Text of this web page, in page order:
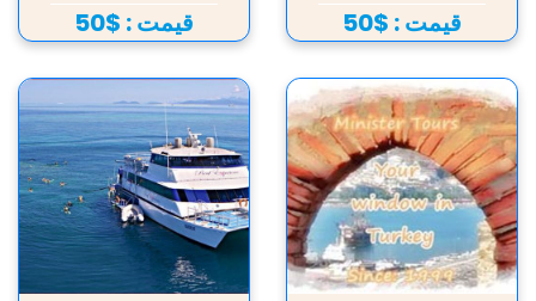
قیمت : $50 قیمت : $50